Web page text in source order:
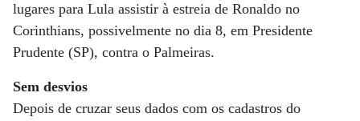
lugares para Lula assistir à estreia de Ronaldo no
Corinthians, possivelmente no dia 8, em Presidente
Prudente (SP), contra o Palmeiras.
Sem desvios
Depois de cruzar seus dados com os cadastros do